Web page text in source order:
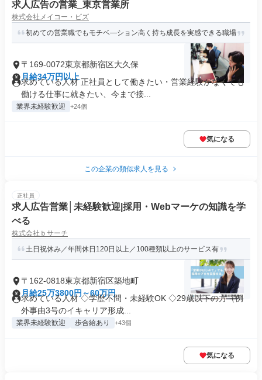
求人広告の営業_東京営業所
株式会社メイコー・ビズ
初めての営業職でもモチベ―ション高く持ち成長を実感できる職場
〒169-0072東京都新宿区大久保
月給34万円以上
求めている人材 正社員として働きたい・営業経験がなくても
働ける仕事に就きたい、今まで接...
業界未経験歓迎 +24個
気になる
この企業の類似求人を見る
正社員
求人広告営業│未経験歓迎|採用・Webマーケの知識を学
べる
株式会社ｂサーチ
土日祝休み／年間休日120日以上／100種類以上のサービス有
〒162-0818東京都新宿区築地町
月給25万3800円～60万円
求めている人材 ◇学歴不問・未経験OK ◇29歳以下の方（例
外事由3号のイキャリア形成...
業界未経験歓迎 歩合給あり +43個
気になる